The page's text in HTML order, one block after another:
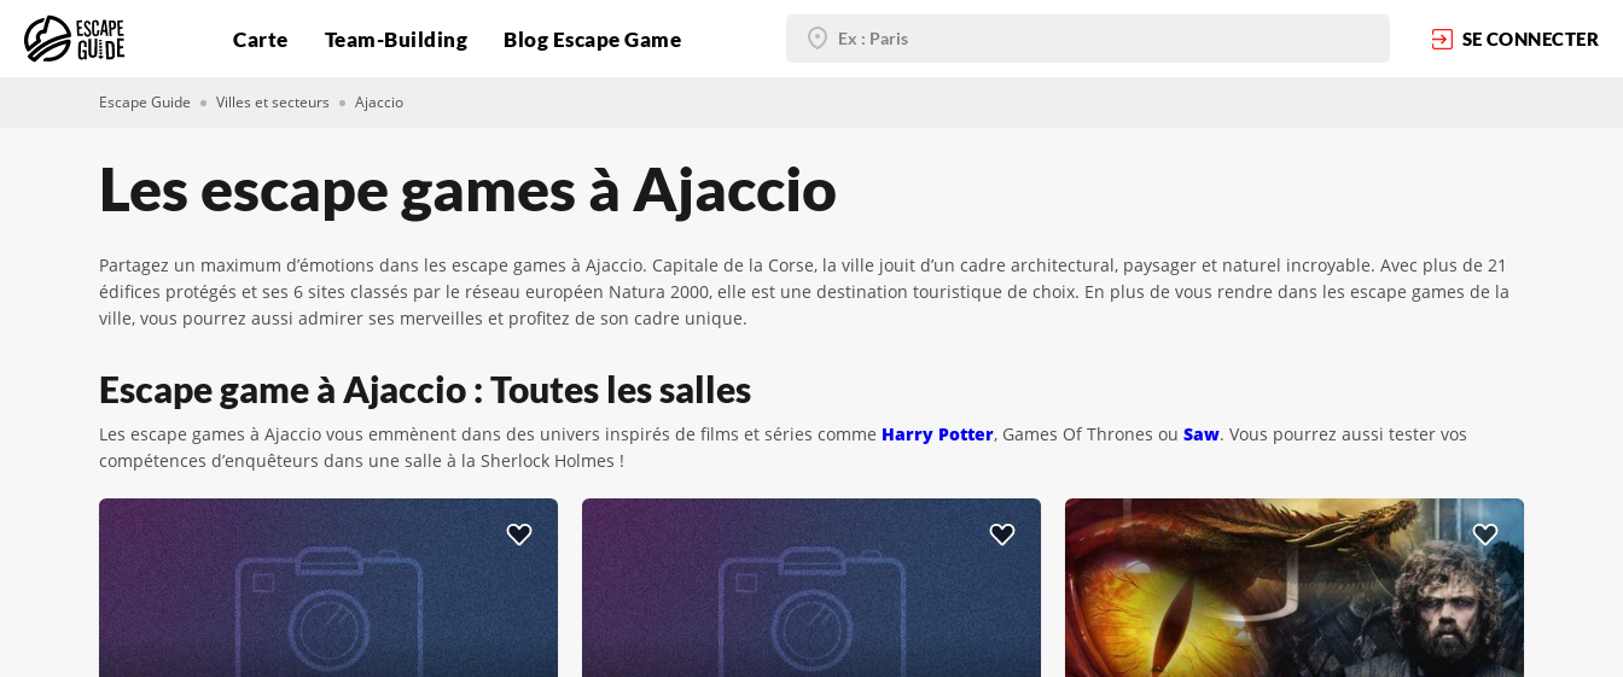
Carte Team-Building Blog Escape Game SE CONNECTER
Escape Guide Villes et secteurs Ajaccio
Les escape games à Ajaccio
Partagez un maximum d’émotions dans les escape games à Ajaccio. Capitale de la Corse, la ville jouit d’un cadre architectural, paysager et naturel incroyable. Avec plus de 21
édifices protégés et ses 6 sites classés par le réseau européen Natura 2000, elle est une destination touristique de choix. En plus de vous rendre dans les escape games de la
ville, vous pourrez aussi admirer ses merveilles et profitez de son cadre unique.
Escape game à Ajaccio : Toutes les salles
Les escape games à Ajaccio vous emmènent dans des univers inspirés de films et séries comme Harry Potter, Games Of Thrones ou Saw. Vous pourrez aussi tester vos
compétences d’enquêteurs dans une salle à la Sherlock Holmes !